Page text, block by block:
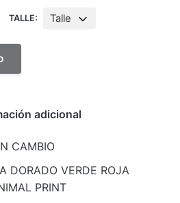
TALLE: Talle
adicional
CAMBIO
DORADO VERDE ROJA
PRINT
10 cm